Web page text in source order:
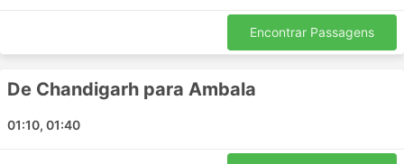
Kangra
Deli
Encontrar Passagens
De Chandigarh para Ambala
01:10, 01:40